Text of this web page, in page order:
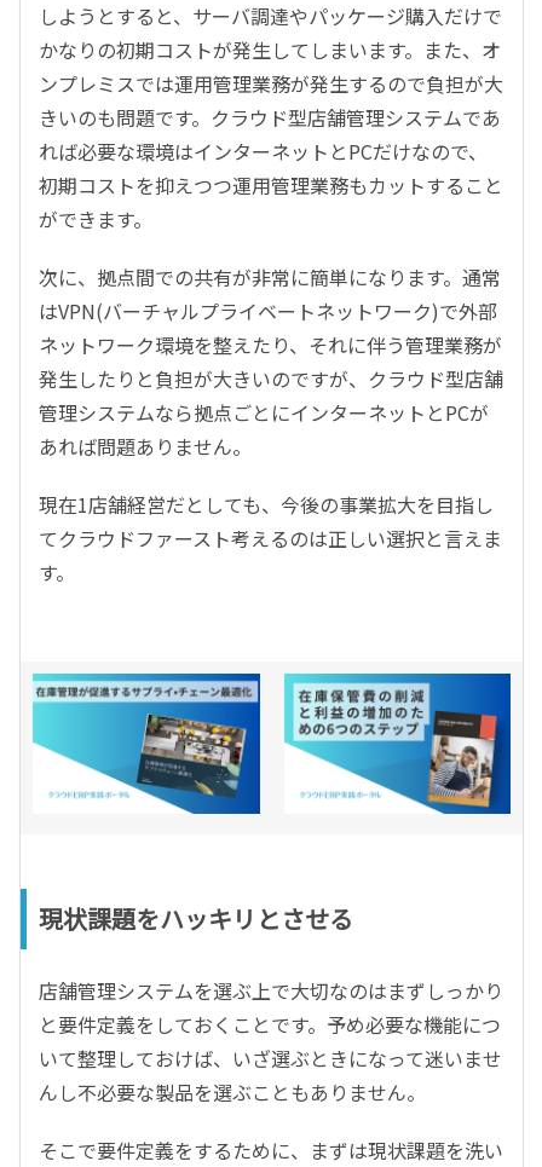
しようとすると、サーバ調達やパッケージ購入だけで
かなりの初期コストが発生してしまいます。また、オ
ンプレミスでは運用管理業務が発生するので負担が大
きいのも問題です。クラウド型店舗管理システムであ
れば必要な環境はインターネットとPCだけなので、
初期コストを抑えつつ運用管理業務もカットすること
ができます。
次に、拠点間での共有が非常に簡単になります。通常
はVPN(バーチャルプライベートネットワーク)で外部
ネットワーク環境を整えたり、それに伴う管理業務が
発生したりと負担が大きいのですが、クラウド型店舗
管理システムなら拠点ごとにインターネットとPCが
あれば問題ありません。
現在1店舗経営だとしても、今後の事業拡大を目指し
てクラウドファースト考えるのは正しい選択と言えま
す。
現状課題をハッキリとさせる
店舗管理システムを選ぶ上で大切なのはまずしっかり
と要件定義をしておくことです。予め必要な機能につ
いて整理しておけば、いざ選ぶときになって迷いませ
んし不必要な製品を選ぶこともありません。
そこで要件定義をするために、まずは現状課題を洗い